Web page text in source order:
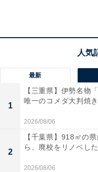
に厚切りしたフォルム
トーストを思い起こさ
最新
1
【三重県】伊勢名物
唯一のコメダ大判焼
2026/08/06
2
【千葉県】918㎡の
ら、廃校をリノベし
2026/08/06